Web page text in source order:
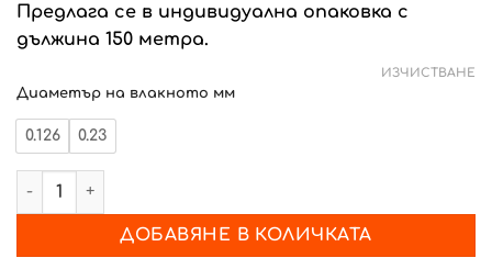
was:
7,00 €.
е:
5,00 €.
Предлага се в индивидуална опаковка с
дължина 150 метра.
Диаметър на влакното мм
0.126 0.23
ИЗЧИСТВАНЕ
количество за Влакно LURS VULCAN
ДОБАВЯНЕ В КОЛИЧКАТА